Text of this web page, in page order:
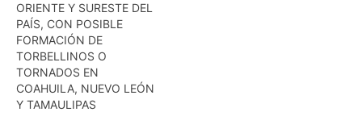
ORIENTE Y SURESTE DEL
PAÍS, CON POSIBLE
FORMACIÓN DE
TORBELLINOS O
TORNADOS EN
COAHUILA, NUEVO LEÓN
Y TAMAULIPAS